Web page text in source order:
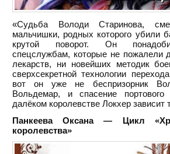
«Судьба Володи Старинова,
мальчишки, родных которого убили
крутой поворот. Он
спецслужбам, которые не пожалели
лекарств, ни новейших методик
сверхсекретной технологии
вот он уже не беспризорник
Вольдемар, и спасение
далёком королевстве Локхер зависит
Панкеева Оксана — Цикл
королевства»